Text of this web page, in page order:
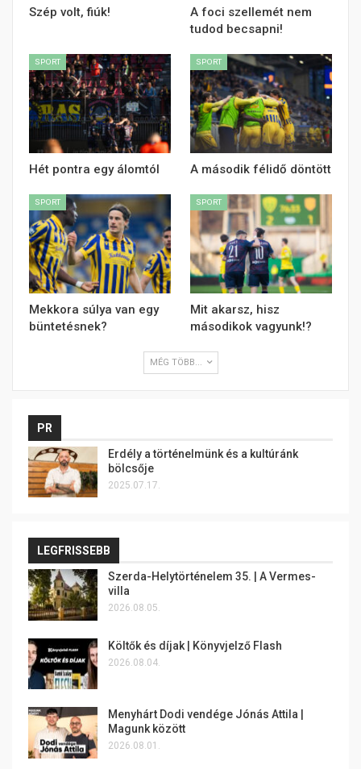
Szép volt, fiúk!
A foci szellemét nem
tudod becsapni!
SPORT
Hét pontra egy álomtól
SPORT
A második félidő döntött
SPORT
Mekkora súlya van egy
büntetésnek?
SPORT
Mit akarsz, hisz
másodikok vagyunk!?
MÉG TÖBB...
PR
Erdély a történelmünk és a kultúránk
bölcsője
2025.07.17.
LEGFRISSEBB
Szerda-Helytörténelem 35. | A Vermes-
villa
2026.08.05.
Költők és díjak | Könyvjelző Flash
2026.08.04.
Menyhárt Dodi vendége Jónás Attila |
Magunk között
2026.08.01.